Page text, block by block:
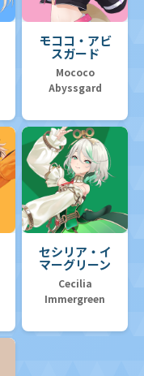
モココ・アビ
スガード
Mococo
Abyssgard
セシリア・イ
マーグリーン
Cecilia
Immergreen